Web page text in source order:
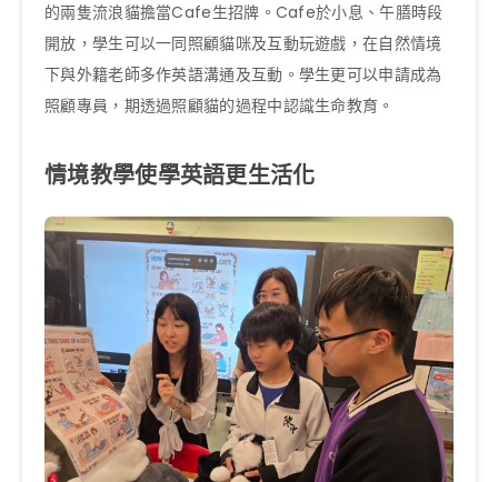
的兩隻流浪貓擔當Cafe生招牌。Cafe於小息、午膳時段
開放，學生可以一同照顧貓咪及互動玩遊戲，在自然情境
下與外籍老師多作英語溝通及互動。學生更可以申請成為
照顧專員，期透過照顧貓的過程中認識生命教育。
情境教學使學英語更生活化